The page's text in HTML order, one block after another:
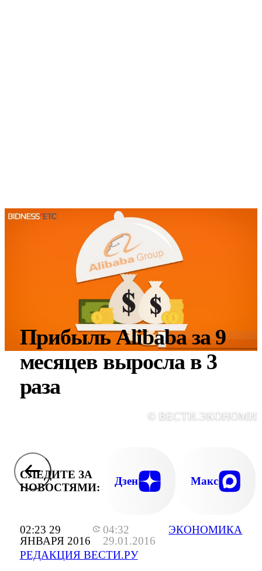
02:23 29
ЯНВАРЯ 2016
04:32
29.01.2016
РЕДАКЦИЯ ВЕСТИ.РУ
ЭКОНОМИКА
Прибыль Alibaba за 9
месяцев выросла в 3
раза
©
СЛЕДИТЕ ЗА
НОВОСТЯМИ:
Дзен Макс